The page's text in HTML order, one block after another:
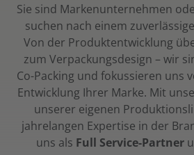
Sie sind Markenunternehmen
suchen nach einem
Von der Produktentwicklung
zum Verpackungsdesign – wir
Co-Packing und fokussieren uns
Entwicklung Ihrer Marke. Mit
unserer eigenen
jahrelangen Expertise in der
uns als Full Service-Partner